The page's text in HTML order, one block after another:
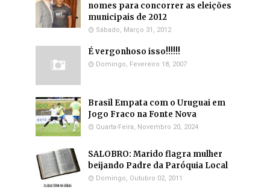
nomes para concorrer as eleições
municipais de 2012
Sábado, Março 31, 2012
É vergonhoso isso!!!!!!
Domingo, Fevereiro 18, 2007
Brasil Empata com o Uruguai em
Jogo Fraco na Fonte Nova
Quarta-Feira, Novembro 20, 2024
SALOBRO: Marido flagra mulher
beijando Padre da Paróquia Local
Domingo, Outubro 02, 2011